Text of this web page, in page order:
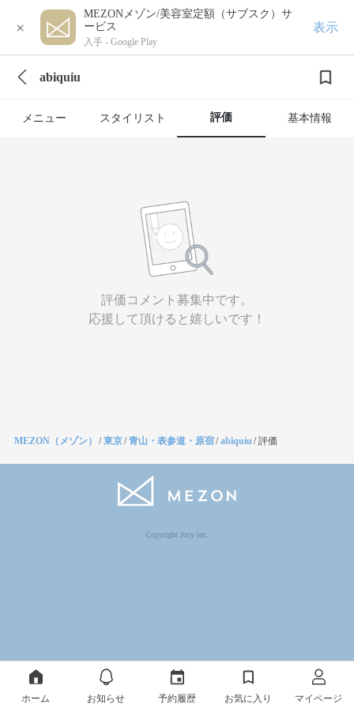
×
MEZONメゾン/美容室定額（サブスク）サ
ービス
入手 - Google Play
表示
abiquiu
メニュー スタイリスト 評価 基本情報
評価コメント募集中です。
応援して頂けると嬉しいです！
MEZON（メゾン） /東京/青山・表参道・原宿/abiquiu /評価
Copyright Jocy inc.
ホーム お知らせ 予約履歴 お気に入り マイページ